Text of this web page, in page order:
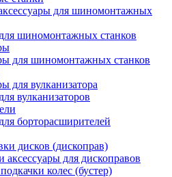
для шиномонтажных
шиномонтажных станков
для шиномонтажных станков
для вулканизатора
вулканизаторов
борторасширителей
дисков (дископрав)
аксессуары для дископравов
колес (бустер)